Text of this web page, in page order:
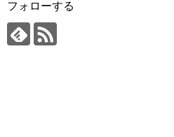
フォローする